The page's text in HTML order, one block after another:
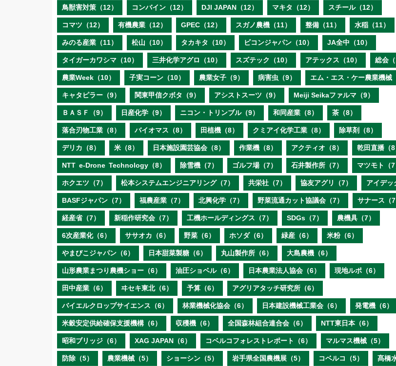
鳥獣害対策（12） コンバイン（12） DJI JAPAN（12） マキタ（12） スチール（12）
コマツ（12） 有機農業（12） GPEC（12） スガノ農機（11） 整備（11） 水稲（11）
みのる産業（11） 松山（10） タカキタ（10） ビコンジャパン（10） JA全中（10）
タイガーカワシマ（10） 三井化学アグロ（10） スズテック（10） アテックス（10） 総会（
農業Week（10） 子実コーン（10） 農業女子（9） 病害虫（9） エム・エス・ケー農業機械
キャタピラー（9） 関東甲信クボタ（9） アシストスーツ（9） Meiji Seikaファルマ（9）
ＢＡＳＦ（9） 日産化学（9） ニコン・トリンブル（9） 和同産業（8） 茶（8）
落合刃物工業（8） バイオマス（8） 田植機（8） クミアイ化学工業（8） 除草剤（8）
デリカ（8） 米（8） 日本施設園芸協会（8） 作業機（8） アクティオ（8） 乾田直播（8
NTT e‐Drone Technology（8） 除雪機（7） ゴルフ場（7） 石井製作所（7） マツモト（7
ホクエツ（7） 松本システムエンジニアリング（7） 共栄社（7） 協友アグリ（7） アイデッ
BASFジャパン（7） 福農産業（7） 北興化学（7） 野菜流通カット協議会（7） サナース（7
経産省（7） 新稲作研究会（7） 工機ホールディングス（7） SDGs（7） 農機具（7）
6次産業化（6） ササオカ（6） 野菜（6） ホソダ（6） 緑産（6） 米粉（6）
やまびこジャパン（6） 日本甜菜製糖（6） 丸山製作所（6） 大島農機（6）
山形農業まつり農機ショー（6） 油圧ショベル（6） 日本農業法人協会（6） 現地ルポ（6）
田中産業（6） ヰセキ東北（6） 予算（6） アグリアタッチ研究所（6）
バイエルクロップサイエンス（6） 林業機械化協会（6） 日本建設機械工業会（6） 発電機（6）
米穀安定供給確保支援機構（6） 収穫機（6） 全国森林組合連合会（6） NTT東日本（6）
昭和ブリッジ（6） XAG JAPAN（6） コベルコフォレストレポート（6） マルマス機械（5）
防除（5） 農業機械（5） ショーシン（5） 岩手県全国農機展（5） コベルコ（5） 髙橋